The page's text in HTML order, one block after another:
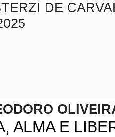
DE
ALMA E